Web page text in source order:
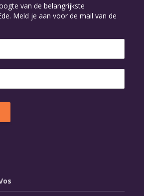
van de belangrijkste
Meld je aan voor de mail van de